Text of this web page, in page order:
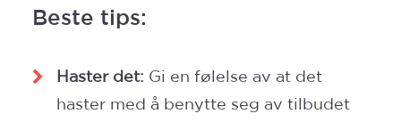
Beste tips:
Haster det: Gi en følelse av at det
haster med å benytte seg av tilbudet